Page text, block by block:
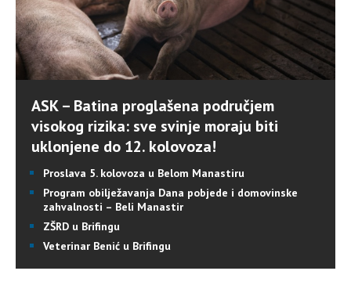
ASK – Batina proglašena područjem
visokog rizika: sve svinje moraju biti
uklonjene do 12. kolovoza!
Proslava 5. kolovoza u Belom Manastiru
Program obilježavanja Dana pobjede i domovinske
zahvalnosti – Beli Manastir
ZŠRD u Brifingu
Veterinar Benić u Brifingu